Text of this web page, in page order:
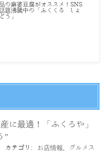
の麻婆豆腐がオススメ！SNS
題沸騰中の「ふくくる しょ
う」
に最適！「ふくろや」
”
カテゴリ: お店情報
グルメス